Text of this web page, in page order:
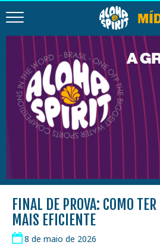
FINAL DE PROVA: COMO
MAIS EFICIENTE
8 de maio de 2026